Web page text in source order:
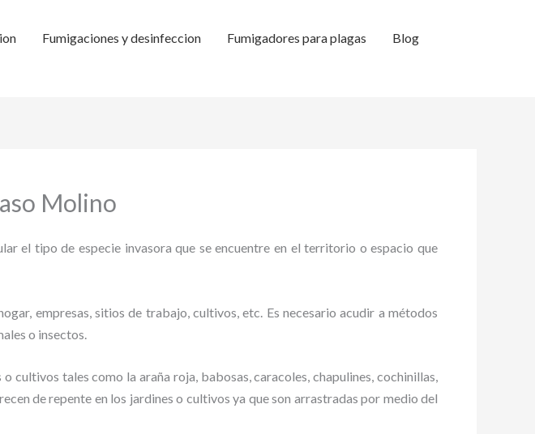
Fumigaciones y desinfeccion Fumigadores para plagas
Blog
Molino
el tipo de especie invasora que se encuentre en el territorio o espacio que
empresas, sitios de trabajo, cultivos, etc. Es necesario acudir a métodos
o insectos.
cultivos tales como la araña roja, babosas, caracoles, chapulines, cochinillas,
de repente en los jardines o cultivos ya que son arrastradas por medio del